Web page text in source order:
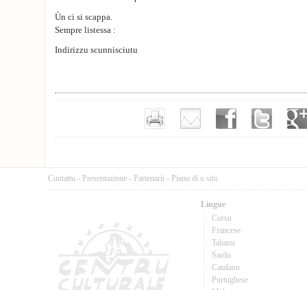
Ùn ci si scappa.
Sempre listessa :
Indirizzu scunnisciutu
Cuntattu - Presentazione - Partenarii - Pianu di u situ
Lingue
Corsu
Francese
Talianu
Sardu
Catalanu
Purtughese